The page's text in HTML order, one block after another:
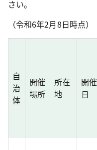
さい。
（令和6年2月8日時点）
自
治
体
開催
場所
所在
地
開催
日